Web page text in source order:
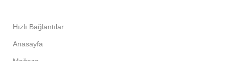
Hızlı Bağlantılar
Anasayfa